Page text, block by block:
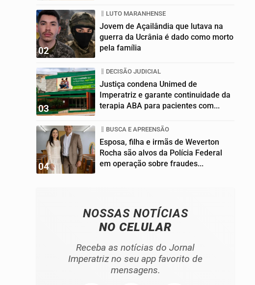
02
LUTO MARANHENSE
Jovem de Açailândia que lutava na
guerra da Ucrânia é dado como morto
pela família
03
DECISÃO JUDICIAL
Justiça condena Unimed de
Imperatriz e garante continuidade da
terapia ABA para pacientes com...
04
BUSCA E APREENSÃO
Esposa, filha e irmãs de Weverton
Rocha são alvos da Polícia Federal
em operação sobre fraudes...
NOSSAS NOTÍCIAS
NO CELULAR
Receba as notícias do Jornal
Imperatriz no seu app favorito de
mensagens.